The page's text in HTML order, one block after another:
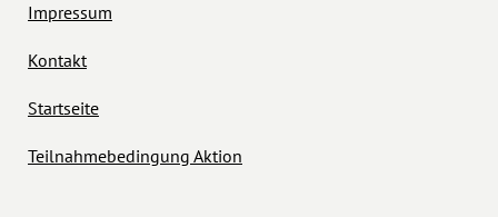
Impressum
Kontakt
Startseite
Teilnahmebedingung Aktion